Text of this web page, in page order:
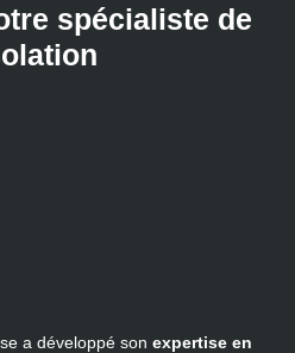
spécialiste de
a développé son expertise en